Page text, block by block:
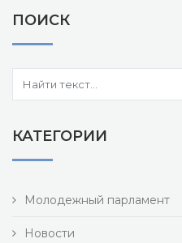
ПОИСК
КАТЕГОРИИ
Молодежный парламент
Новости